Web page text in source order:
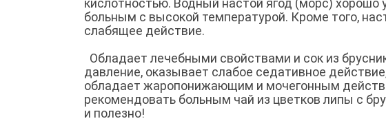
больным с высокой температурой. Кроме того,
слабящее действие.
Обладает лечебными свойствами и сок из
давление, оказывает слабое седативное
обладает жаропонижающим и мочегонным
рекомендовать больным чай из цветков липы с
и полезно!